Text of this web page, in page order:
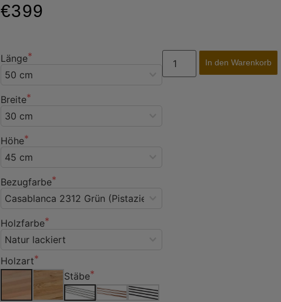
€399
Länge
Breite
Höhe
Bezugfarbe
Holzfarbe
Holzart
Stäbe
In den Warenkorb